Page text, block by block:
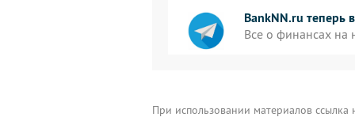
BankNN.ru теперь
Все о финансах на
При использовании материалов ссылка